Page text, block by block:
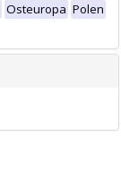
Osteuropa Polen